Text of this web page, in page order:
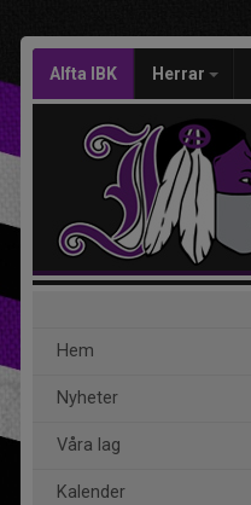
Alfta IBK Herrar
Hem
Nyheter
Våra lag
Kalender